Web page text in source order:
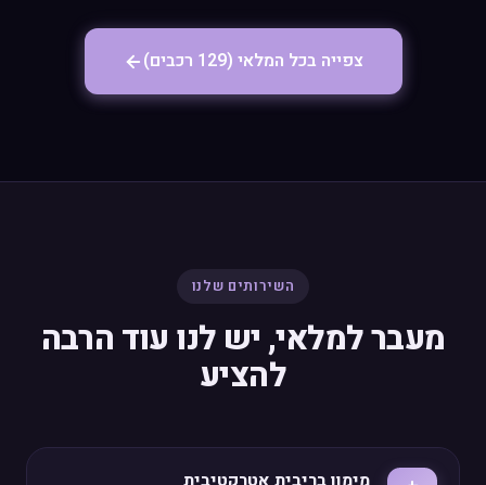
צפייה בכל המלאי (129 רכבים)
השירותים שלנו
מעבר למלאי, יש לנו עוד הרבה
להציע